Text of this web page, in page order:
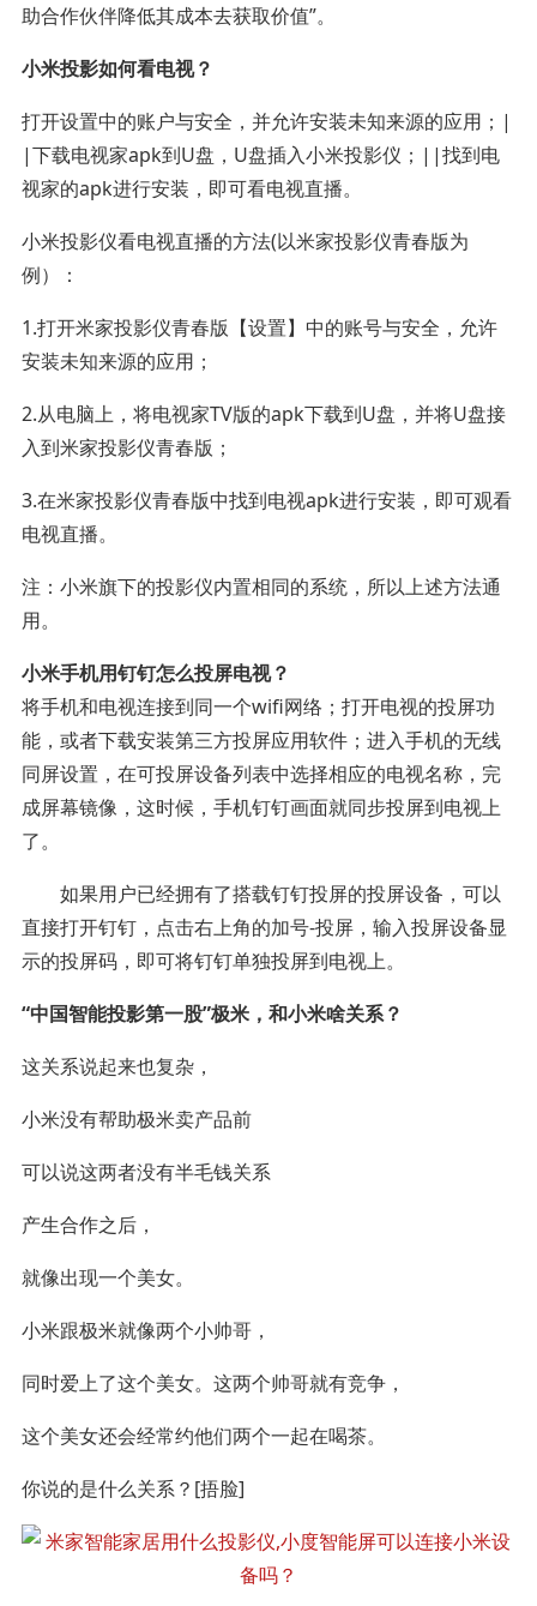
助合作伙伴降低其成本去获取价值”。
小米投影如何看电视？
打开设置中的账户与安全，并允许安装未知来源的应用；|
|下载电视家apk到U盘，U盘插入小米投影仪；||找到电
视家的apk进行安装，即可看电视直播。
小米投影仪看电视直播的方法(以米家投影仪青春版为
例）：
1.打开米家投影仪青春版【设置】中的账号与安全，允许
安装未知来源的应用；
2.从电脑上，将电视家TV版的apk下载到U盘，并将U盘接
入到米家投影仪青春版；
3.在米家投影仪青春版中找到电视apk进行安装，即可观看
电视直播。
注：小米旗下的投影仪内置相同的系统，所以上述方法通
用。
小米手机用钉钉怎么投屏电视？
将手机和电视连接到同一个wifi网络；打开电视的投屏功
能，或者下载安装第三方投屏应用软件；进入手机的无线
同屏设置，在可投屏设备列表中选择相应的电视名称，完
成屏幕镜像，这时候，手机钉钉画面就同步投屏到电视上
了。
如果用户已经拥有了搭载钉钉投屏的投屏设备，可以
直接打开钉钉，点击右上角的加号-投屏，输入投屏设备显
示的投屏码，即可将钉钉单独投屏到电视上。
“中国智能投影第一股”极米，和小米啥关系？
这关系说起来也复杂，
小米没有帮助极米卖产品前
可以说这两者没有半毛钱关系
产生合作之后，
就像出现一个美女。
小米跟极米就像两个小帅哥，
同时爱上了这个美女。这两个帅哥就有竞争，
这个美女还会经常约他们两个一起在喝茶。
你说的是什么关系？[捂脸]